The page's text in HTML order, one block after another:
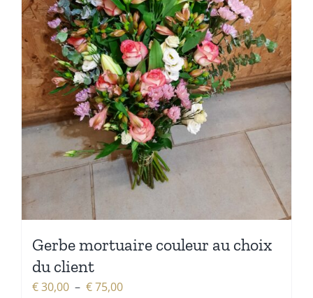
Gerbe mortuaire couleur au choix
du client
€30,00 – €75,00Plage